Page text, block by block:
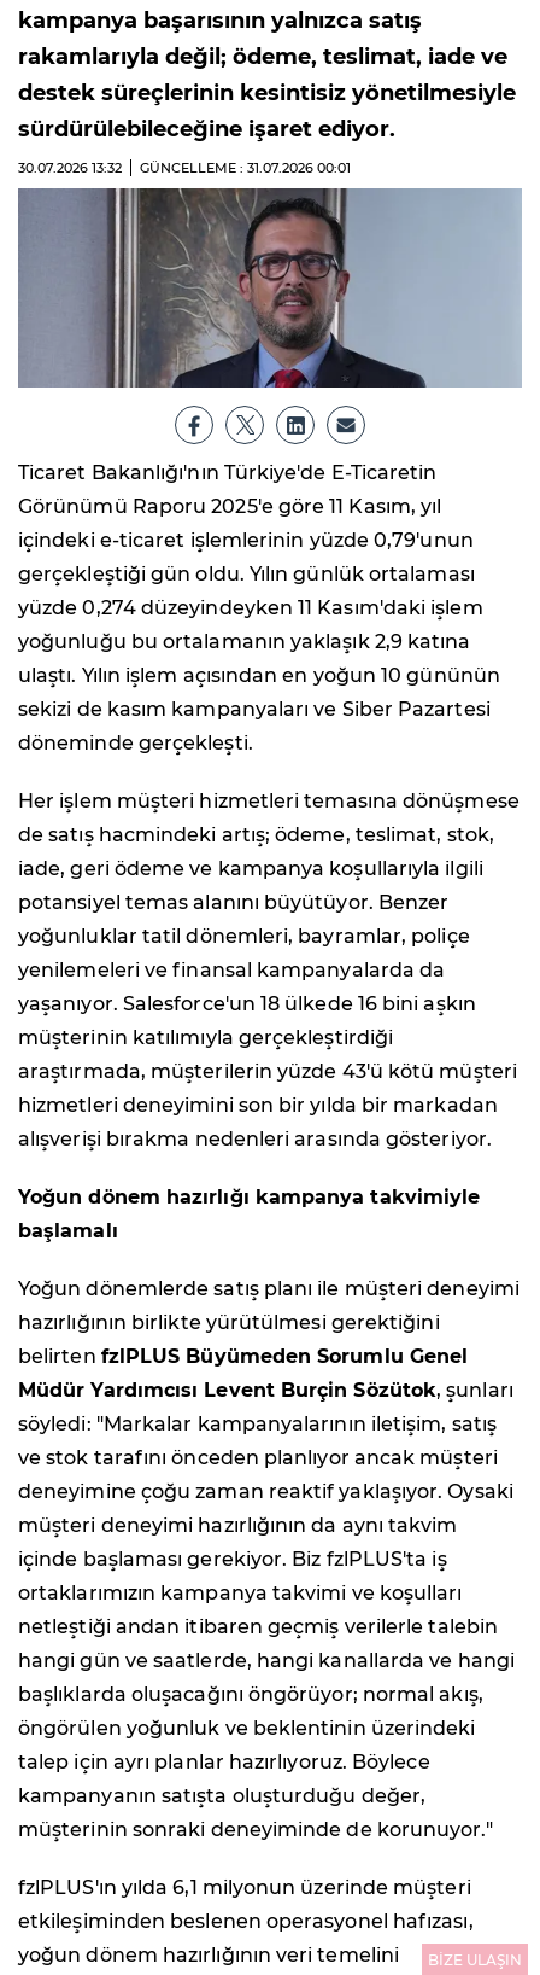
kampanya başarısının yalnızca satış
rakamlarıyla değil; ödeme, teslimat, iade ve
destek süreçlerinin kesintisiz yönetilmesiyle
sürdürülebileceğine işaret ediyor.
30.07.2026 13:32 GÜNCELLEME : 31.07.2026 00:01
Ticaret Bakanlığı'nın Türkiye'de E-Ticaretin
Görünümü Raporu 2025'e göre 11 Kasım, yıl
içindeki e-ticaret işlemlerinin yüzde 0,79'unun
gerçekleştiği gün oldu. Yılın günlük ortalaması
yüzde 0,274 düzeyindeyken 11 Kasım'daki işlem
yoğunluğu bu ortalamanın yaklaşık 2,9 katına
ulaştı. Yılın işlem açısından en yoğun 10 gününün
sekizi de kasım kampanyaları ve Siber Pazartesi
döneminde gerçekleşti.
Her işlem müşteri hizmetleri temasına dönüşmese
de satış hacmindeki artış; ödeme, teslimat, stok,
iade, geri ödeme ve kampanya koşullarıyla ilgili
potansiyel temas alanını büyütüyor. Benzer
yoğunluklar tatil dönemleri, bayramlar, poliçe
yenilemeleri ve finansal kampanyalarda da
yaşanıyor. Salesforce'un 18 ülkede 16 bini aşkın
müşterinin katılımıyla gerçekleştirdiği
araştırmada, müşterilerin yüzde 43'ü kötü müşteri
hizmetleri deneyimini son bir yılda bir markadan
alışverişi bırakma nedenleri arasında gösteriyor.
Yoğun dönem hazırlığı kampanya takvimiyle
başlamalı
Yoğun dönemlerde satış planı ile müşteri deneyimi
hazırlığının birlikte yürütülmesi gerektiğini
belirten fzlPLUS Büyümeden Sorumlu Genel
Müdür Yardımcısı Levent Burçin Sözütok, şunları
söyledi: "Markalar kampanyalarının iletişim, satış
ve stok tarafını önceden planlıyor ancak müşteri
deneyimine çoğu zaman reaktif yaklaşıyor. Oysaki
müşteri deneyimi hazırlığının da aynı takvim
içinde başlaması gerekiyor. Biz fzlPLUS'ta iş
ortaklarımızın kampanya takvimi ve koşulları
netleştiği andan itibaren geçmiş verilerle talebin
hangi gün ve saatlerde, hangi kanallarda ve hangi
başlıklarda oluşacağını öngörüyor; normal akış,
öngörülen yoğunluk ve beklentinin üzerindeki
talep için ayrı planlar hazırlıyoruz. Böylece
kampanyanın satışta oluşturduğu değer,
müşterinin sonraki deneyiminde de korunuyor."
fzlPLUS'ın yılda 6,1 milyonun üzerinde müşteri
etkileşiminden beslenen operasyonel hafızası,
yoğun dönem hazırlığının veri temelini
BİZE ULAŞIN